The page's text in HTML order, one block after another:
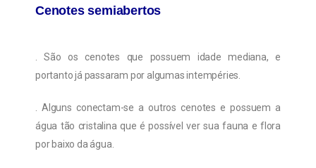
Cenotes semiabertos
. São os cenotes que possuem idade mediana, e
portanto já passaram por algumas intempéries.
. Alguns conectam-se a outros cenotes e possuem a
água tão cristalina que é possível ver sua fauna e flora
por baixo da água.